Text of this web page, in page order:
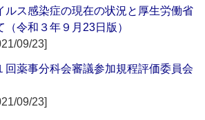
ルス感染症の現在の状況と厚生労働省
（令和３年９月23日版）
09/23]
回薬事分科会審議参加規程評価委員会
09/23]